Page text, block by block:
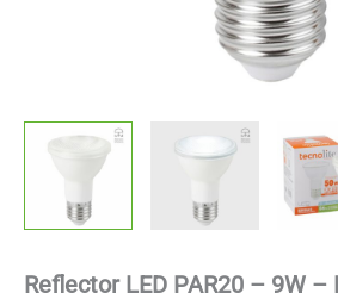
Reflector LED PAR20 – 9W –